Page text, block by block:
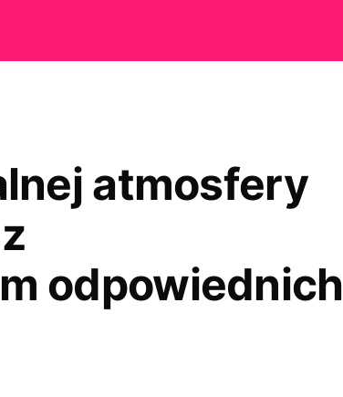
atmosfery
odpowiednich